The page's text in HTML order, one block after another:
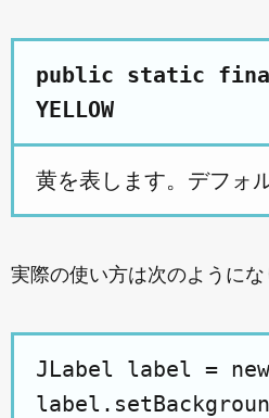
public static
YELLOW
実際の使い方は次のようにな
JLabel label =